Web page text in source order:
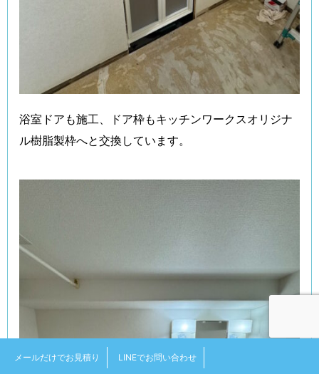
浴室ドアも施工、ドア枠もキッチンワークスオリジナ
ル樹脂製枠へと交換しています。
メールだけでお見積り LINEでお問い合わせ